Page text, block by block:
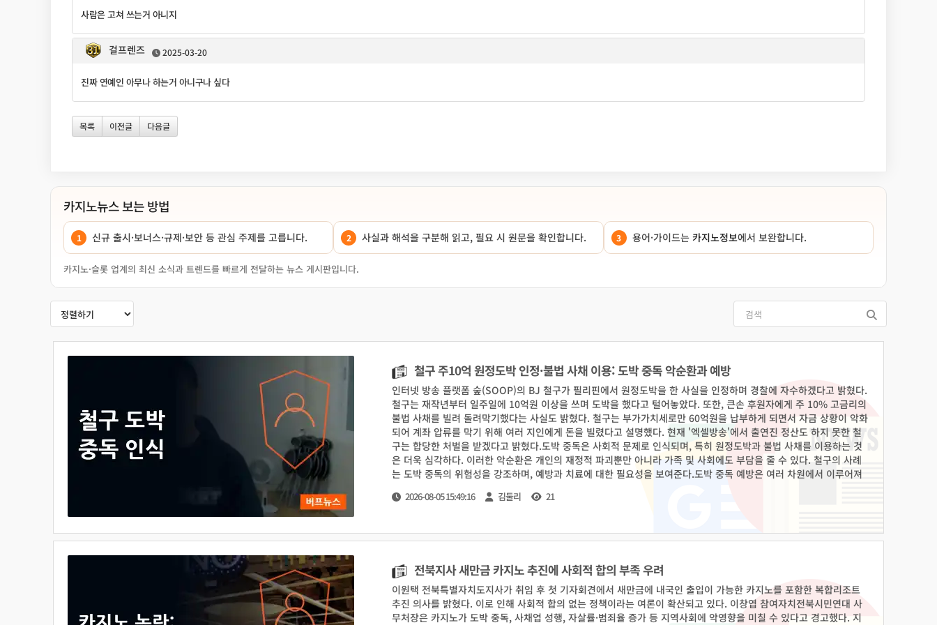
사람은 고쳐 쓰는거 아니지
걸프렌즈 2025-03-20
진짜 연예인 아무나 하는거 아니구나 싶다
목록 이전글 다음글
카지노뉴스 보는 방법
신규 출시·보너스·규제·보안 등 관심 주제를 고릅니다. 사실과 해석을 구분해 읽고, 필요 시 원문을 확인합니다. 용어·가이드는 카지노정보에서 보완합니다.
카지노·슬롯 업계의 최신 소식과 트렌드를 빠르게 전달하는 뉴스 게시판입니다.
철구 주10억 원정도박 인정·불법 사채 이용: 도박 중독 악순환과 예방
인터넷 방송 플랫폼 숲(SOOP)의 BJ 철구가 필리핀에서 원정도박을 한 사실을 인정하며 경찰에 자수하겠다고 밝혔다.
철구는 재작년부터 일주일에 10억원 이상을 쓰며 도박을 했다고 털어놓았다. 또한, 큰손 후원자에게 주 10% 고금리의
불법 사채를 빌려 돌려막기했다는 사실도 밝혔다. 철구는 부가가치세로만 60억원을 납부하게 되면서 자금 상황이 악화
되어 계좌 압류를 막기 위해 여러 지인에게 돈을 빌렸다고 설명했다. 현재 '엑셀방송'에서 출연진 정산도 하지 못한 철
구는 합당한 처벌을 받겠다고 밝혔다.도박 중독은 사회적 문제로 인식되며, 특히 원정도박과 불법 사채를 이용하는 것
은 더욱 심각하다. 이러한 악순환은 개인의 재정적 파괴뿐만 아니라 가족 및 사회에도 부담을 줄 수 있다. 철구의 사례
는 도박 중독의 위험성을 강조하며, 예방과 치료에 대한 필요성을 보여준다.도박 중독 예방은 여러 차원에서 이루어져
둘째, 정부는 불법 사채를 이용한 도박 중독을 막기 위한 법안 강화가 필요하다. 셋째, 치료 지원 시스템의 구축은 도박
아니라 사회적 안전망의 부족도 보여준다. 정부와 관련 기관들은 이러한 문제를 해결하기 위해 더 강력한 대응이 필요
하다. 철구가 합당한 처벌을 받으며, 도박 중독 예방과 치료에 대한 관심과 투자가 늘어나길 바란다.<슬롯 버프, 무단
2026-08-05 15:49:16 김둘리 21
전북지사 새만금 카지노 추진에 사회적 합의 부족 우려
이원택 전북특별자치도지사가 취임 후 첫 기자회견에서 새만금에 내국인 출입이 가능한 카지노를 포함한 복합리조트
추진 의사를 밝혔다. 이로 인해 사회적 합의 없는 정책이라는 여론이 확산되고 있다. 이창엽 참여자치전북시민연대 사
무처장은 카지노가 도박 중독, 사채업 성행, 자살률·범죄율 증가 등 지역사회에 악영향을 미칠 수 있다고 경고했다. 지